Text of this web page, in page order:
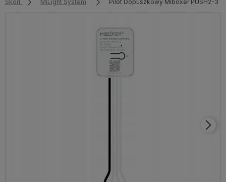
Skori MiLight System Pilot Dopuszkowy Miboxer PUSH2-3